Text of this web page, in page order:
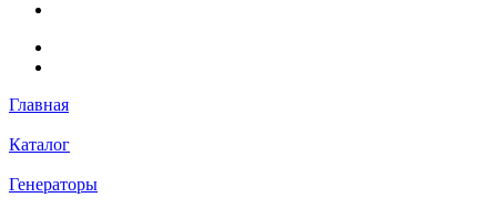
Главная
Каталог
Генераторы